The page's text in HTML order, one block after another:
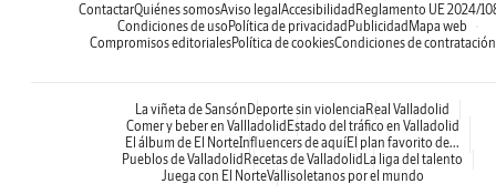
ContactarQuiénes somosAviso legal Accesibilidad Reglamento UE 2024/
Condiciones de uso Política de privacidad Publicidad Mapa web
Compromisos editorialesPolítica de cookiesCondiciones de contratación
La viñeta de Sansón Deporte sin violencia Real Valladolid
Comer y beber en Vallladolid Estado del tráfico en Valladolid
El álbum de El NorteInfluencers de aquíEl plan favorito de...
Pueblos de Valladolid Recetas de Valladolid La liga del talento
Juega con El NorteVallisoletanos por el mundo